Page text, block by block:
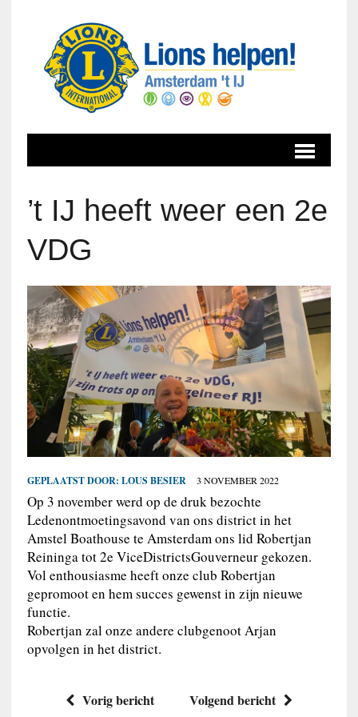
’t IJ heeft weer een 2e
VDG
GEPLAATST DOOR: LOUS BESIER 3 NOVEMBER 2022
Op 3 november werd op de druk bezochte
Ledenontmoetingsavond van ons district in het
Amstel Boathouse te Amsterdam ons lid Robertjan
Reininga tot 2e ViceDistrictsGouverneur gekozen.
Vol enthousiasme heeft onze club Robertjan
gepromoot en hem succes gewenst in zijn nieuwe
functie.
Robertjan zal onze andere clubgenoot Arjan
opvolgen in het district.
Vorig bericht Volgend bericht